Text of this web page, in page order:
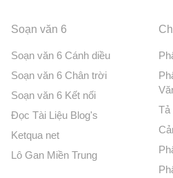
Soạn văn 6
Soạn văn 6 Cánh diều
Soạn văn 6 Chân trời
Soạn văn 6 Kết nối
Đọc Tài Liệu Blog's
Ketqua net
Lô Gan Miền Trung
Tả